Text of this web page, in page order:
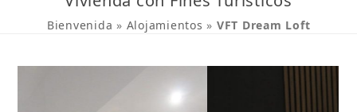
Bienvenida » Alojamientos » VFT Dream Loft